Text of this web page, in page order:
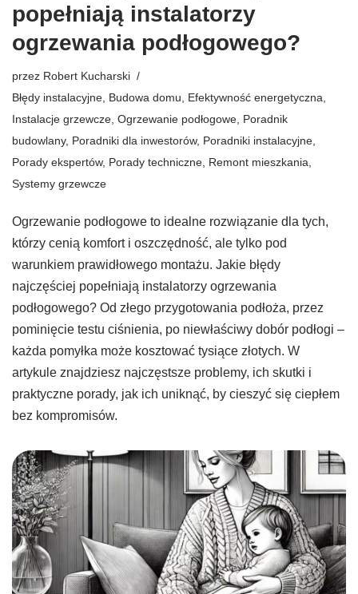
popełniają instalatorzy
ogrzewania podłogowego?
przez Robert Kucharski
Błędy instalacyjne Budowa domu Efektywność energetyczna
Instalacje grzewcze Ogrzewanie podłogowe Poradnik
budowlany, Poradniki dla inwestorów, Poradniki instalacyjne
Porady ekspertów, Porady techniczne Remont mieszkania
Systemy grzewcze
Ogrzewanie podłogowe to idealne rozwiązanie dla tych,
którzy cenią komfort i oszczędność, ale tylko pod
warunkiem prawidłowego montażu. Jakie błędy
najczęściej popełniają instalatorzy ogrzewania
podłogowego? Od złego przygotowania podłoża, przez
pominięcie testu ciśnienia, po niewłaściwy dobór podłogi –
każda pomyłka może kosztować tysiące złotych. W
artykule znajdziesz najczęstsze problemy, ich skutki i
praktyczne porady, jak ich uniknąć, by cieszyć się ciepłem
bez kompromisów.